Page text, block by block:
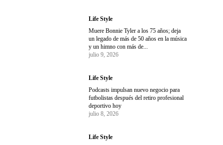
Life Style
Muere Bonnie Tyler a los 75 años; deja
un legado de más de 50 años en la música
y un himno con más de...
julio 9, 2026
Life Style
Podcasts impulsan nuevo negocio para
futbolistas después del retiro profesional
deportivo hoy
julio 8, 2026
Life Style